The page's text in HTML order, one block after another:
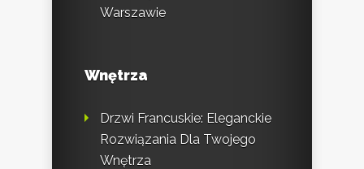
Warszawie
Wnętrza
Drzwi Francuskie: Eleganckie
Rozwiązania Dla Twojego
Wnętrza